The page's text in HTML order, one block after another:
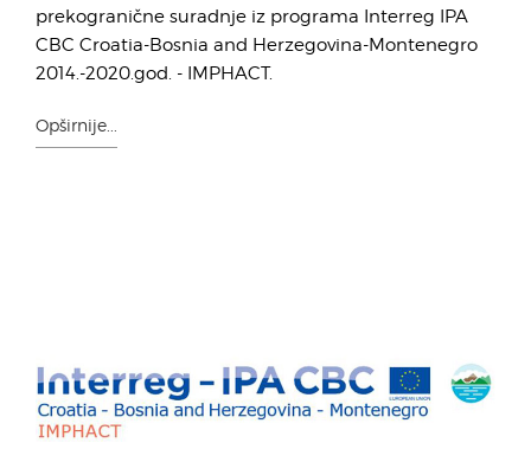
prekogranične suradnje iz programa Interreg IPA
CBC Croatia-Bosnia and Herzegovina-Montenegro
2014.-2020.god. - IMPHACT.
Opširnije...